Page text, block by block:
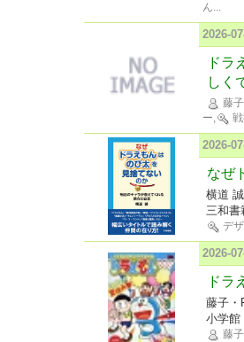
ん...
2026-
ドラ
しく
藤
ー,
2026-
なぜ
横道 誠
三和書
デ
2026-
ドラ
藤子・
小学館
藤